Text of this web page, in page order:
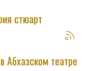
стюарт
театре